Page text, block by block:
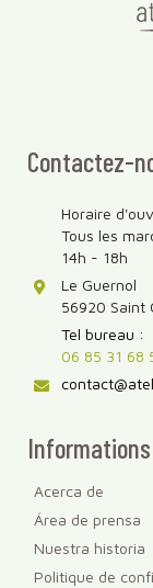
Informations
Acerca de
Área de prensa
Nuestra historia
Politique de
Contactez-
Horaire
Tous les
14h - 18h
Le Guernol
56920 Saint
Tel bureau :
06 85 31 68